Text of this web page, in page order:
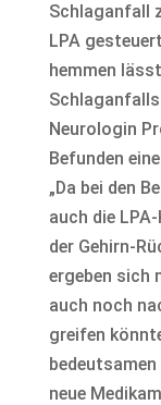
Schlaganfall
LPA
hemmen
Neurologin
Befunden
„Da bei den
auch die
der Gehirn-
ergeben sich
auch noch
greifen
neue